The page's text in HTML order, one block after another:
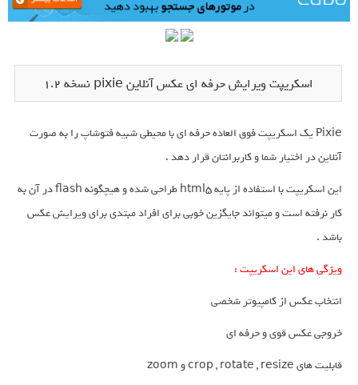
اسکریپت ویرایش حرفه ای عکس آنلاین pixie نسخه 1.2
Pixie یک اسکریپت فوق العاده حرفه ای با محیطی شبیه فتوشاپ را به صورت
آنلاین در اختیار شما و کاربرانتان قرار دهد .
این اسکریپت با استفاده از پایه html5 طراحی شده و هیچگونه flash در آن به
کار نرفته است و میتواند جایگزین خوبی برای افراد مبتدی برای ویرایش عکس
باشد .
ویژگی های این اسکریپت :
انتخاب عکس از کامپیوتر شخصی
خروجی عکس قوی و حرفه ای
قابلیت های crop , rotate , resize و zoom